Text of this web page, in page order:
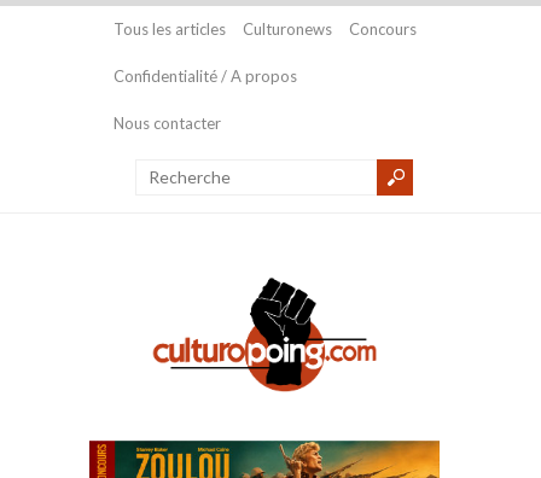
Tous les articles Culturonews Concours
Confidentialité / A propos
Nous contacter